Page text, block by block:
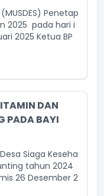
Penetap
2025 pada hari i
2025 Ketua BP
DAN
PADA BAYI
Siaga Keseha
tahun 2024
26 Desember 2